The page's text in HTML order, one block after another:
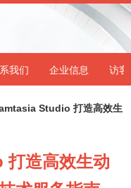
我们 企业信息 访客
Studio 打造高效生
造高效生动